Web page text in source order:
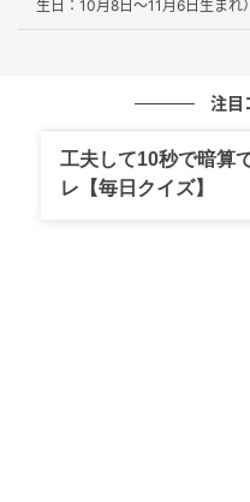
Webサイト：https://
オンライン占いセレー
生日：10月8日～11月6日生まれ
注目
工夫して10秒で暗算
レ【毎日クイズ】